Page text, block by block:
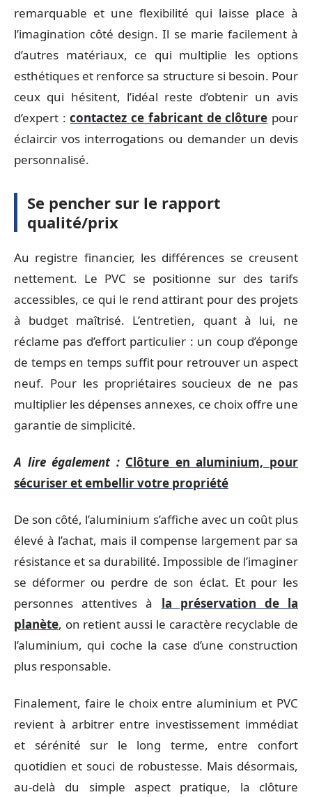
remarquable et une flexibilité qui laisse place à
l’imagination côté design. Il se marie facilement à
d’autres matériaux, ce qui multiplie les options
esthétiques et renforce sa structure si besoin. Pour
ceux qui hésitent, l’idéal reste d’obtenir un avis
d’expert :contactez ce fabricant de clôture pour
éclaircir vos interrogations ou demander un devis
personnalisé.
Se pencher sur le rapport
qualité/prix
Au registre financier, les différences se creusent
nettement. Le PVC se positionne sur des tarifs
accessibles, ce qui le rend attirant pour des projets
à budget maîtrisé. L’entretien, quant à lui, ne
réclame pas d’effort particulier : un coup d’éponge
de temps en temps suffit pour retrouver un aspect
neuf. Pour les propriétaires soucieux de ne pas
multiplier les dépenses annexes, ce choix offre une
garantie de simplicité.
A lire également : Clôture en aluminium, pour
sécuriser et embellir votre propriété
De son côté, l’aluminium s’affiche avec un coût plus
élevé à l’achat, mais il compense largement par sa
résistance et sa durabilité. Impossible de l’imaginer
se déformer ou perdre de son éclat. Et pour les
personnes attentives à la préservation de la
planète, on retient aussi le caractère recyclable de
l’aluminium, qui coche la case d’une construction
plus responsable.
Finalement, faire le choix entre aluminium et PVC
revient à arbitrer entre investissement immédiat
et sérénité sur le long terme, entre confort
quotidien et souci de robustesse. Mais désormais,
au-delà du simple aspect pratique, la clôture